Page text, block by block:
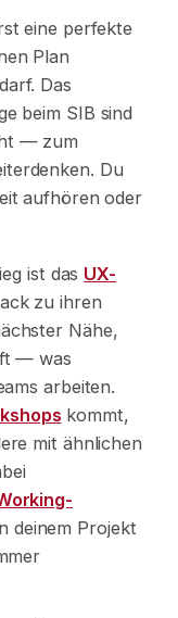
eine perfekte
Plan
Das
beim SIB sind
— zum
Du
aufhören oder
ist das UX-
zu ihren
Nähe,
— was
arbeiten.
kommt,
mit ähnlichen
deinem Projekt